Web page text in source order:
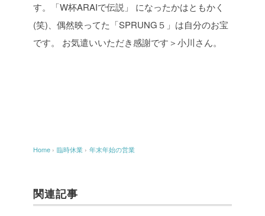
す。「W杯ARAIで伝説」
になったかはともかく
(笑)、偶然映ってた「SPRUNG５」は自分のお宝
です。
お気遣いいただき感謝です＞小川さん。
Home › 臨時休業 › 年末年始の営業
関連記事